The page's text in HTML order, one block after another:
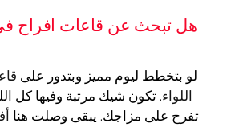
هل تبحث عن قاعات افراح
لو بتخطط ليوم مميز وبتدور على
اللواء. تكون شيك مرتبة وفيها كل
تفرح على مزاجك. يبقى وصلت هنا